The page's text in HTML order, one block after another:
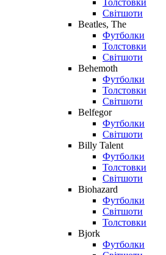
Світшоти
Beatles, The
Футболки
Толстовки
Світшоти
Behemoth
Футболки
Толстовки
Світшоти
Belfegor
Футболки
Світшоти
Billy Talent
Футболки
Толстовки
Світшоти
Biohazard
Футболки
Світшоти
Толстовки
Bjork
Футболки